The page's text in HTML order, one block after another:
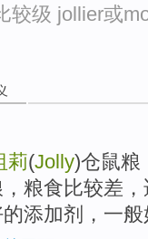
较级 jollier或
莉(Jolly)仓鼠粮
粮食比较差
添加剂，一